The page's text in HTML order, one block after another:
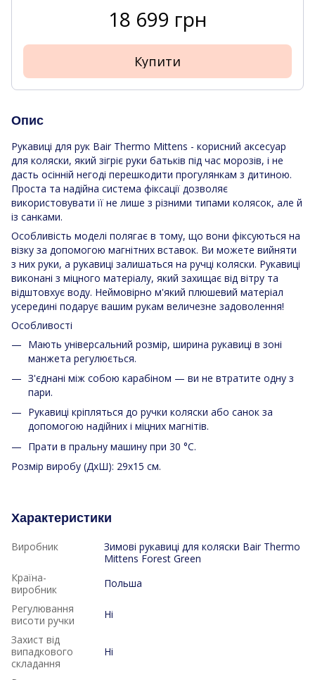
18 699 грн
Купити
Опис
Рукавиці для рук Bair Thermo Mittens - корисний аксесуар
для коляски, який зігріє руки батьків під час морозів, і не
дасть осінній негоді перешкодити прогулянкам з дитиною.
Проста та надійна система фіксації дозволяє
використовувати її не лише з різними типами колясок, але й
із санками.
Особливість моделі полягає в тому, що вони фіксуються на
візку за допомогою магнітних вставок. Ви можете вийняти
з них руки, а рукавиці залишаться на ручці коляски. Рукавиці
виконані з міцного матеріалу, який захищає від вітру та
відштовхує воду. Неймовірно м'який плюшевий матеріал
усередині подарує вашим рукам величезне задоволення!
Особливості
Мають універсальний розмір, ширина рукавиці в зоні
манжета регулюється.
З'єднані між собою карабіном — ви не втратите одну з
пари.
Рукавиці кріпляться до ручки коляски або санок за
допомогою надійних і міцних магнітів.
Прати в пральну машину при 30 °C.
Розмір виробу (ДхШ): 29х15 см.
Характеристики
Виробник
Зимові рукавиці для коляски Bair Thermo
Mittens Forest Green
Країна-
виробник
Польша
Регулювання
висоти ручки
Ні
Захист від
випадкового
складання
Ні